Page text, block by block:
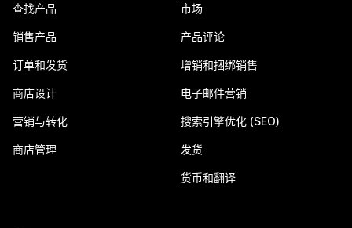
查找产品
销售产品
订单和发货
商店设计
营销与转化
商店管理
市场
产品评论
增销和捆绑销售
电子邮件营销
搜索引擎优化 (SEO)
发货
货币和翻译